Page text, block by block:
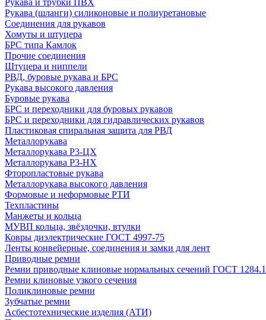
Рукава и трубки ПВХ
Рукава (шланги) силиконовые и полиуретановые
Соединения для рукавов
Хомуты и штуцера
БРС типа Камлок
Прочие соединения
Штуцера и ниппели
РВД, буровые рукава и БРС
Рукава высокого давления
Буровые рукава
БРС и переходники для буровых рукавов
БРС и переходники для гидравлических рукавов
Пластиковая спиральная защита для РВД
Металлорукава
Металлорукава Р3-ЦХ
Металлорукава Р3-НХ
Фторопластовые рукава
Металлорукава высокого давления
Формовые и неформовые РТИ
Техпластины
Манжеты и кольца
МУВП кольца, звёздочки, втулки
Ковры диэлектрические ГОСТ 4997-75
Ленты конвейерные, соединения и замки для лент
Приводные ремни
Ремни приводные клиновые нормальных сечений ГОСТ
Ремни клиновые узкого сечения
Поликлиновые ремни
Зубчатые ремни
Асбестотехнические изделия (АТИ)